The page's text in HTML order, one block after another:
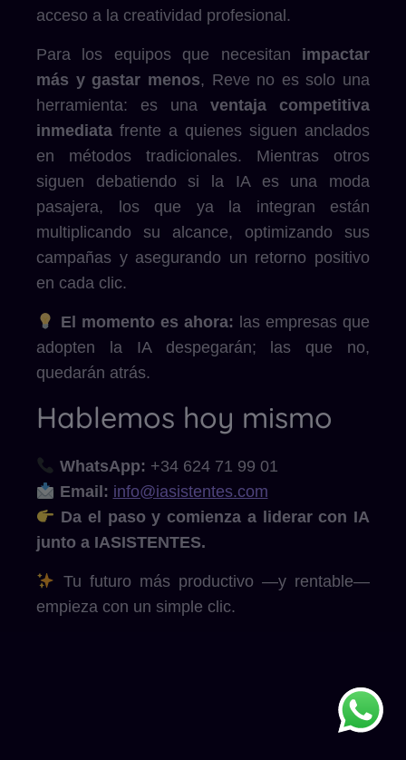
acceso a la creatividad profesional.
Para los equipos que necesitan impactar
más y gastar menos, Reve no es solo una
herramienta: es una ventaja competitiva
inmediata frente a quienes siguen anclados
en métodos tradicionales. Mientras otros
siguen debatiendo si la IA es una moda
pasajera, los que ya la integran están
multiplicando su alcance, optimizando sus
campañas y asegurando un retorno positivo
en cada clic.
El momento es ahora: las empresas que
adopten la IA despegarán; las que no,
quedarán atrás.
Hablemos hoy mismo
WhatsApp: +34 624 71 99 01
Email: info@iasistentes.com
Da el paso y comienza a liderar con IA
junto a IASISTENTES.
Tu futuro más productivo —y rentable—
empieza con un simple clic.